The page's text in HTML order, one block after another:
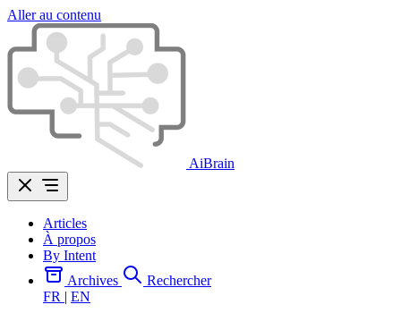
Aller au contenu
AiBrain
Articles
À propos
By Intent
Archives
Rechercher
FR | EN